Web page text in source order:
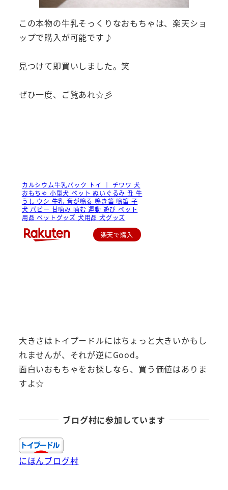
この本物の牛乳そっくりなおもちゃは、楽天ショ
ップで購入が可能です♪
見つけて即買いしました。笑
ぜひ一度、ご覧あれ☆彡
カルシウム牛乳パック トイ ｜ チワワ 犬
おもちゃ 小型犬 ペット ぬいぐるみ 丑 牛
うし ウシ 牛乳 音が鳴る 鳴き笛 鳴笛 子
犬 パピー 甘噛み 噛む 運動 遊び ペット
用品 ペットグッズ 犬用品 犬グッズ
楽天で購入
大きさはトイプードルにはちょっと大きいかもし
れませんが、それが逆にGood。
面白いおもちゃをお探しなら、買う価値はありま
すよ☆
ブログ村に参加しています
にほんブログ村